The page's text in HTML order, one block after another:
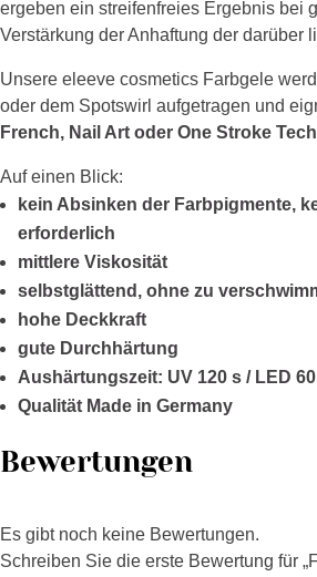
ergeben ein streifenfreies Ergebnis bei
Verstärkung der Anhaftung der darüber
Unsere eleeve cosmetics Farbgele
oder dem Spotswirl aufgetragen und
French, Nail Art oder One Stroke
Auf einen Blick:
kein Absinken der Farbpigmente,
erforderlich
mittlere Viskosität
selbstglättend, ohne zu
hohe Deckkraft
gute Durchhärtung
Aushärtungszeit: UV 120 s / LED
Qualität Made in Germany
Bewertungen
Es gibt noch keine Bewertungen.
Schreiben Sie die erste Bewertung für